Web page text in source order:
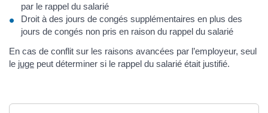
par le rappel du salarié
Droit à des jours de congés supplémentaires en plus des
jours de congés non pris en raison du rappel du salarié
En cas de conflit sur les raisons avancées par l’employeur, seul
le juge peut déterminer si le rappel du salarié était justifié.